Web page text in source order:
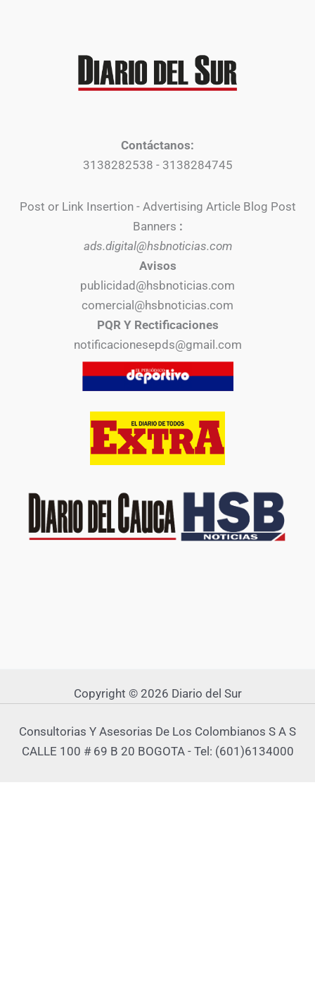
Contáctanos:
3138282538 - 3138284745
Post or Link Insertion - Advertising Article Blog Post
Banners :
ads.digital@hsbnoticias.com
Avisos
publicidad@hsbnoticias.com
comercial@hsbnoticias.com
PQR Y Rectificaciones
notificacionesepds@gmail.com
Copyright © 2026 Diario del Sur
Consultorias Y Asesorias De Los Colombianos S A S
CALLE 100 # 69 B 20 BOGOTA - Tel: (601)6134000